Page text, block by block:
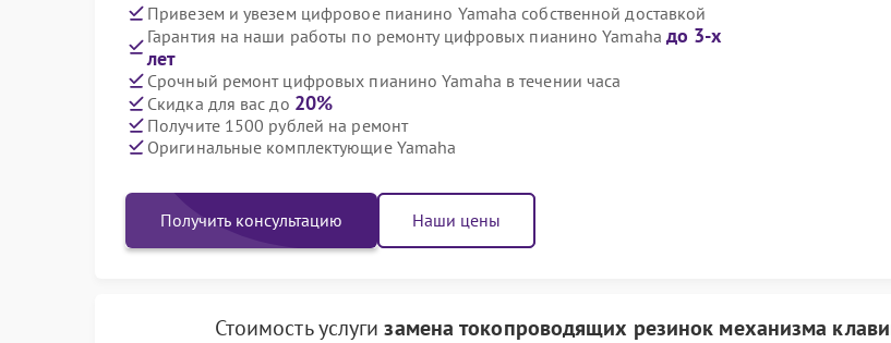
Привезем и увезем цифровое пианино Yamaha собственной доставкой
Гарантия на наши работы по ремонту цифровых пианино Yamaha до 3-х
лет
Срочный ремонт цифровых пианино Yamaha в течении часа
Скидка для вас до 20%
Получите 1500 рублей на ремонт
Оригинальные комплектующие Yamaha
Получить консультацию Наши цены
Стоимость услугизамена токопроводящих резинок механизма